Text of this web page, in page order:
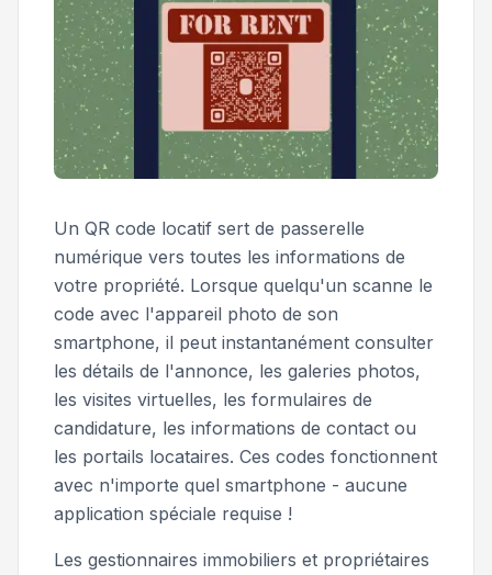
Un QR code locatif sert de passerelle
numérique vers toutes les informations de
votre propriété. Lorsque quelqu'un scanne le
code avec l'appareil photo de son
smartphone, il peut instantanément consulter
les détails de l'annonce, les galeries photos,
les visites virtuelles, les formulaires de
candidature, les informations de contact ou
les portails locataires. Ces codes fonctionnent
avec n'importe quel smartphone - aucune
application spéciale requise !
Les gestionnaires immobiliers et propriétaires